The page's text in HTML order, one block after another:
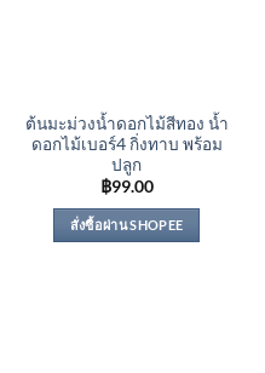
ต้นมะม่วงน้ำดอกไม้สีทอง น้ำ
ดอกไม้เบอร์4 กิ่งทาบ พร้อม
ปลูก
฿99.00
สั่งซื้อผ่าน SHOPEE